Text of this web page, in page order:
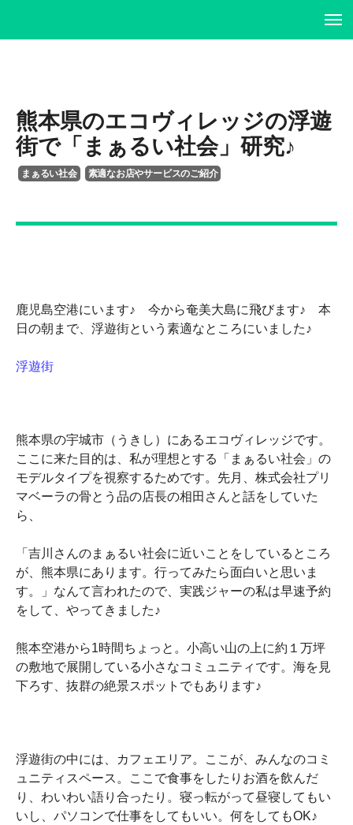
書籍・DVD
履歴書
お問い合わせ
熊本県のエコヴィレッジの浮遊
街で「まぁるい社会」研究♪
まぁるい社会 素適なお店やサービスのご紹介
鹿児島空港にいます♪ 今から奄美大島に飛びます♪ 本
日の朝まで、浮遊街という素適なところにいました♪
浮遊街
熊本県の宇城市（うきし）にあるエコヴィレッジです。
ここに来た目的は、私が理想とする「まぁるい社会」の
モデルタイプを視察するためです。先月、株式会社プリ
マベーラの骨とう品の店長の相田さんと話をしていた
ら、
「吉川さんのまぁるい社会に近いことをしているところ
が、熊本県にあります。行ってみたら面白いと思いま
す。」なんて言われたので、実践ジャーの私は早速予約
をして、やってきました♪
熊本空港から1時間ちょっと。小高い山の上に約１万坪
の敷地で展開している小さなコミュニティです。海を見
下ろす、抜群の絶景スポットでもあります♪
浮遊街の中には、カフェエリア。ここが、みんなのコミ
ュニティスペース。ここで食事をしたりお酒を飲んだ
り、わいわい語り合ったり。寝っ転がって昼寝してもい
いし、パソコンで仕事をしてもいい。何をしてもOK♪